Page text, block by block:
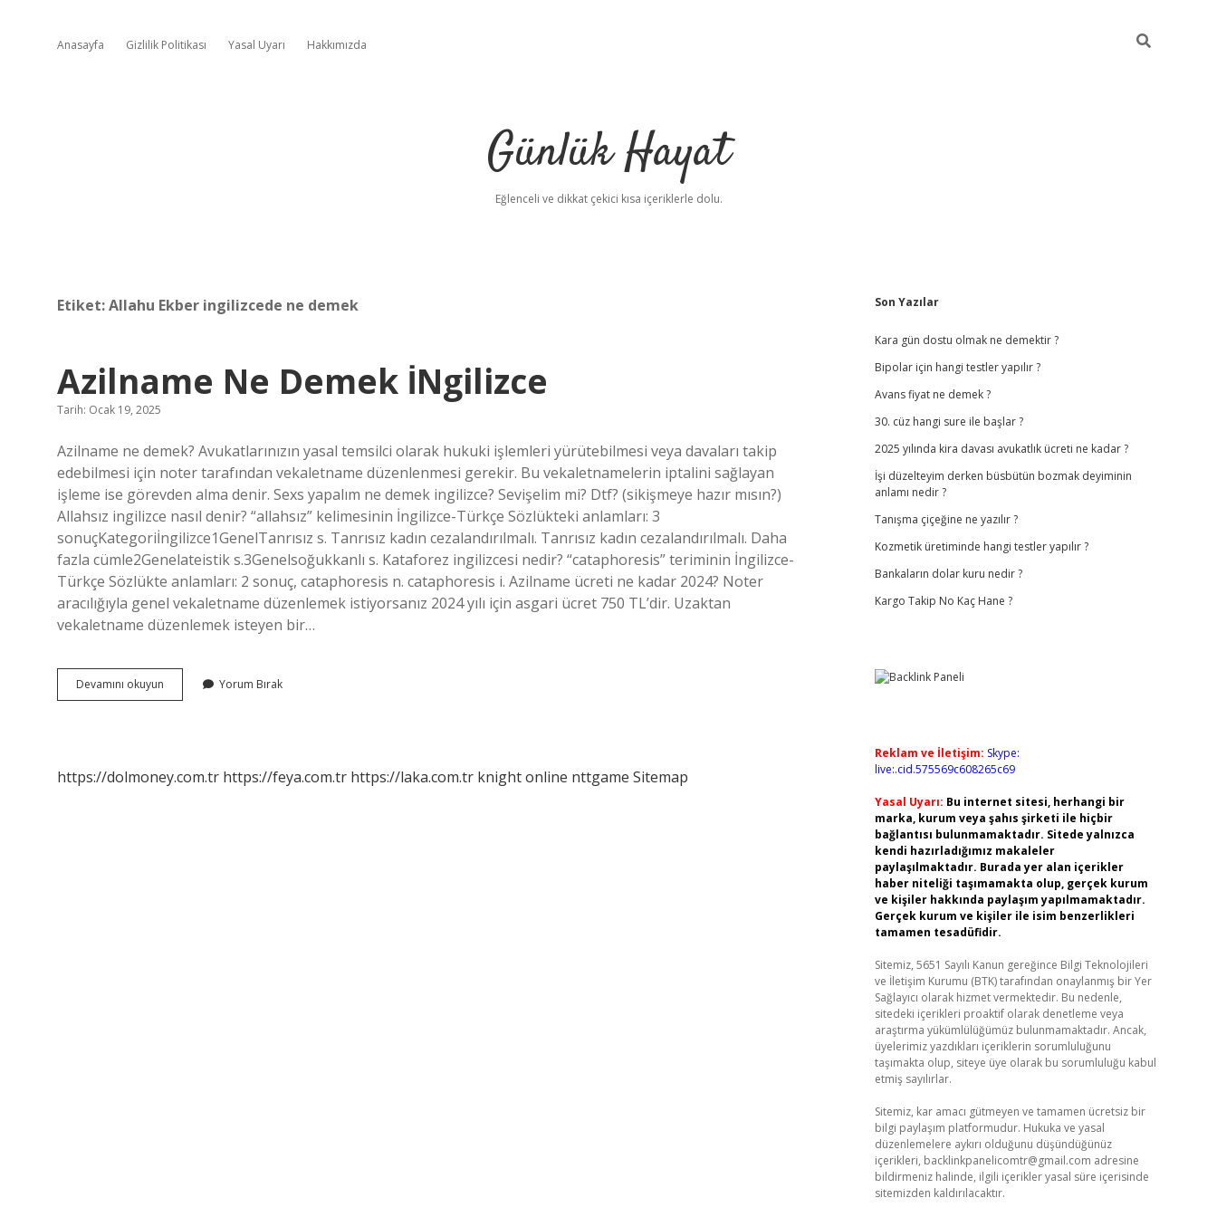
Anasayfa Gizlilik Politikası Yasal Uyarı Hakkımızda
Günlük Hayat
Eğlenceli ve dikkat çekici kısa içeriklerle dolu.
Etiket:Allahu Ekber ingilizcede ne demek
Azilname Ne Demek İNgilizce
Tarih: Ocak 19, 2025
Azilname ne demek? Avukatlarınızın yasal temsilci olarak hukuki işlemleri yürütebilmesi veya davaları takip
edebilmesi için noter tarafından vekaletname düzenlenmesi gerekir. Bu vekaletnamelerin iptalini sağlayan
işleme ise görevden alma denir. Sexs yapalım ne demek ingilizce? Sevişelim mi? Dtf? (sikişmeye hazır mısın?)
Allahsız ingilizce nasıl denir? “allahsız” kelimesinin İngilizce-Türkçe Sözlükteki anlamları: 3
sonuçKategoriİngilizce1GenelTanrısız s. Tanrısız kadın cezalandırılmalı. Tanrısız kadın cezalandırılmalı. Daha
fazla cümle2Genelateistik s.3Genelsoğukkanlı s. Kataforez ingilizcesi nedir? “cataphoresis” teriminin İngilizce-
Türkçe Sözlükte anlamları: 2 sonuç, cataphoresis n. cataphoresis i. Azilname ücreti ne kadar 2024? Noter
aracılığıyla genel vekaletname düzenlemek istiyorsanız 2024 yılı için asgari ücret 750 TL’dir. Uzaktan
vekaletname düzenlemek isteyen bir…
Devamını okuyun Azilname
Ne
Yorum Bırak
https://dolmoney.com.tr https://feya.com.tr https://laka.com.tr knight online nttgame Sitemap
Sidebar
Son Yazılar
Kara gün dostu olmak ne demektir ?
Bipolar için hangi testler yapılır ?
Avans fiyat ne demek ?
30. cüz hangi sure ile başlar ?
2025 yılında kira davası avukatlık ücreti ne kadar ?
İşi düzelteyim derken büsbütün bozmak deyiminin
anlamı nedir ?
Tanışma çiçeğine ne yazılır ?
Kozmetik üretiminde hangi testler yapılır ?
Bankaların dolar kuru nedir ?
Kargo Takip No Kaç Hane ?
Reklam ve İletişim: Skype:
live:.cid.575569c608265c69
Yasal Uyarı: Bu internet sitesi, herhangi bir
marka, kurum veya şahıs şirketi ile hiçbir
bağlantısı bulunmamaktadır. Sitede yalnızca
kendi hazırladığımız makaleler
paylaşılmaktadır. Burada yer alan içerikler
haber niteliği taşımamakta olup, gerçek kurum
ve kişiler hakkında paylaşım yapılmamaktadır.
Gerçek kurum ve kişiler ile isim benzerlikleri
tamamen tesadüfidir.
Sitemiz, 5651 Sayılı Kanun gereğince Bilgi Teknolojileri
ve İletişim Kurumu (BTK) tarafından onaylanmış bir Yer
Sağlayıcı olarak hizmet vermektedir. Bu nedenle,
sitedeki içerikleri proaktif olarak denetleme veya
araştırma yükümlülüğümüz bulunmamaktadır. Ancak,
üyelerimiz yazdıkları içeriklerin sorumluluğunu
taşımakta olup, siteye üye olarak bu sorumluluğu kabul
etmiş sayılırlar.
Sitemiz, kar amacı gütmeyen ve tamamen ücretsiz bir
bilgi paylaşım platformudur. Hukuka ve yasal
düzenlemelere aykırı olduğunu düşündüğünüz
içerikleri, backlinkpanelicomtr@gmail.com adresine
bildirmeniz halinde, ilgili içerikler yasal süre içerisinde
sitemizden kaldırılacaktır.